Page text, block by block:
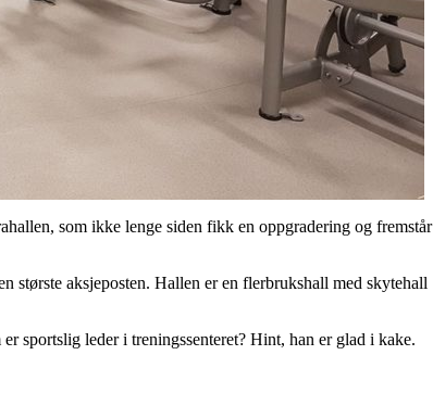
som ikke lenge siden fikk en oppgradering og fremstår
største aksjeposten. Hallen er en flerbrukshall med skytehall
sportslig leder i treningssenteret? Hint, han er glad i kake.